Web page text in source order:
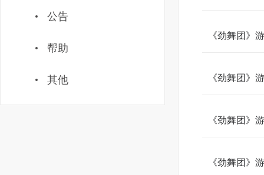
公告
帮助
其他
《劲舞团》
《劲舞团》
《劲舞团》
《劲舞团》